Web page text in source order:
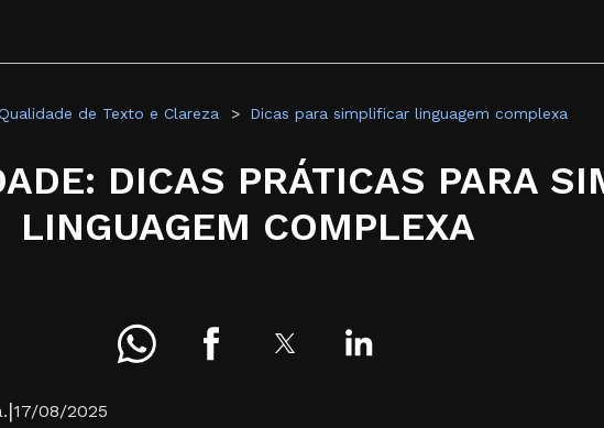
de Texto e Clareza Dicas para simplificar linguagem complexa
DICAS PRÁTICAS PARA
LINGUAGEM COMPLEXA
|17/08/2025